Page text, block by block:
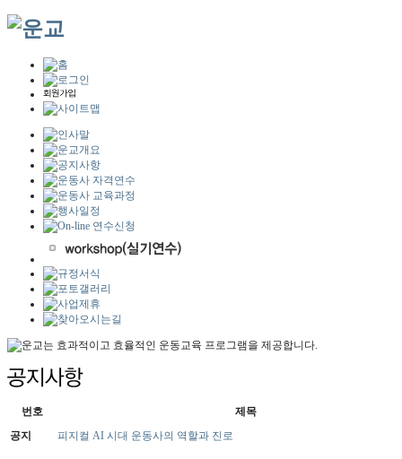
번호
제목
공지
피지컬 AI 시대 운동사의 역할과 진로